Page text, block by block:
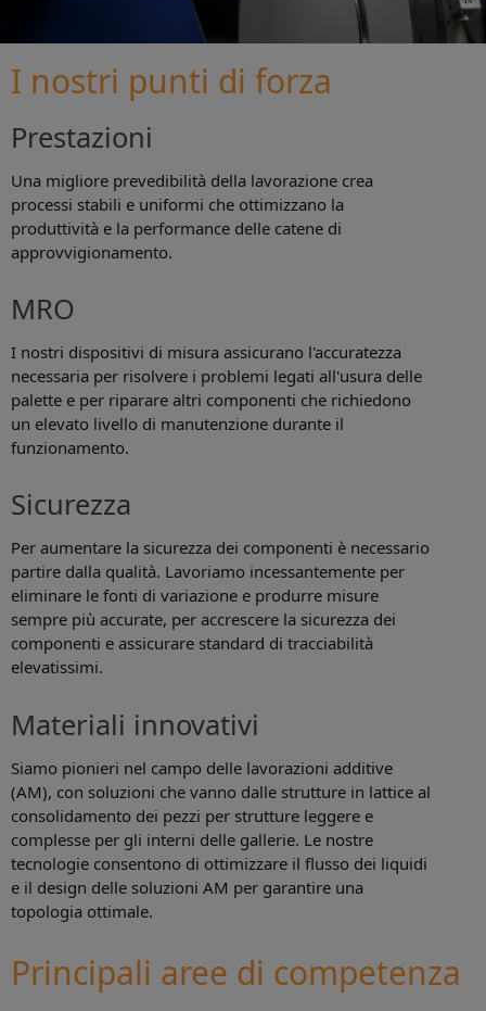
I nostri punti di forza
Prestazioni
Una migliore prevedibilità della lavorazione crea
processi stabili e uniformi che ottimizzano la
produttività e la performance delle catene di
approvvigionamento.
MRO
I nostri dispositivi di misura assicurano l'accuratezza
necessaria per risolvere i problemi legati all'usura delle
palette e per riparare altri componenti che richiedono
un elevato livello di manutenzione durante il
funzionamento.
Sicurezza
Per aumentare la sicurezza dei componenti è necessario
partire dalla qualità. Lavoriamo incessantemente per
eliminare le fonti di variazione e produrre misure
sempre più accurate, per accrescere la sicurezza dei
componenti e assicurare standard di tracciabilità
elevatissimi.
Materiali innovativi
Siamo pionieri nel campo delle lavorazioni additive
(AM), con soluzioni che vanno dalle strutture in lattice al
consolidamento dei pezzi per strutture leggere e
complesse per gli interni delle gallerie. Le nostre
tecnologie consentono di ottimizzare il flusso dei liquidi
e il design delle soluzioni AM per garantire una
topologia ottimale.
Principali aree di competenza